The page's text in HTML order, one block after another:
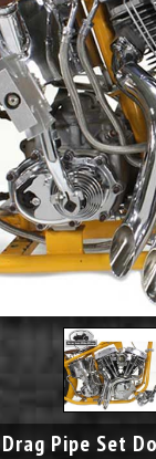
Pipe Set